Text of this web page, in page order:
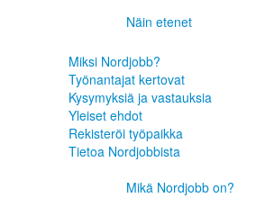
Näin etenet
Miksi Nordjobb?
Työnantajat kertovat
Kysymyksiä ja vastauksia
Yleiset ehdot
Rekisteröi työpaikka
Tietoa Nordjobbista
Mikä Nordjobb on?